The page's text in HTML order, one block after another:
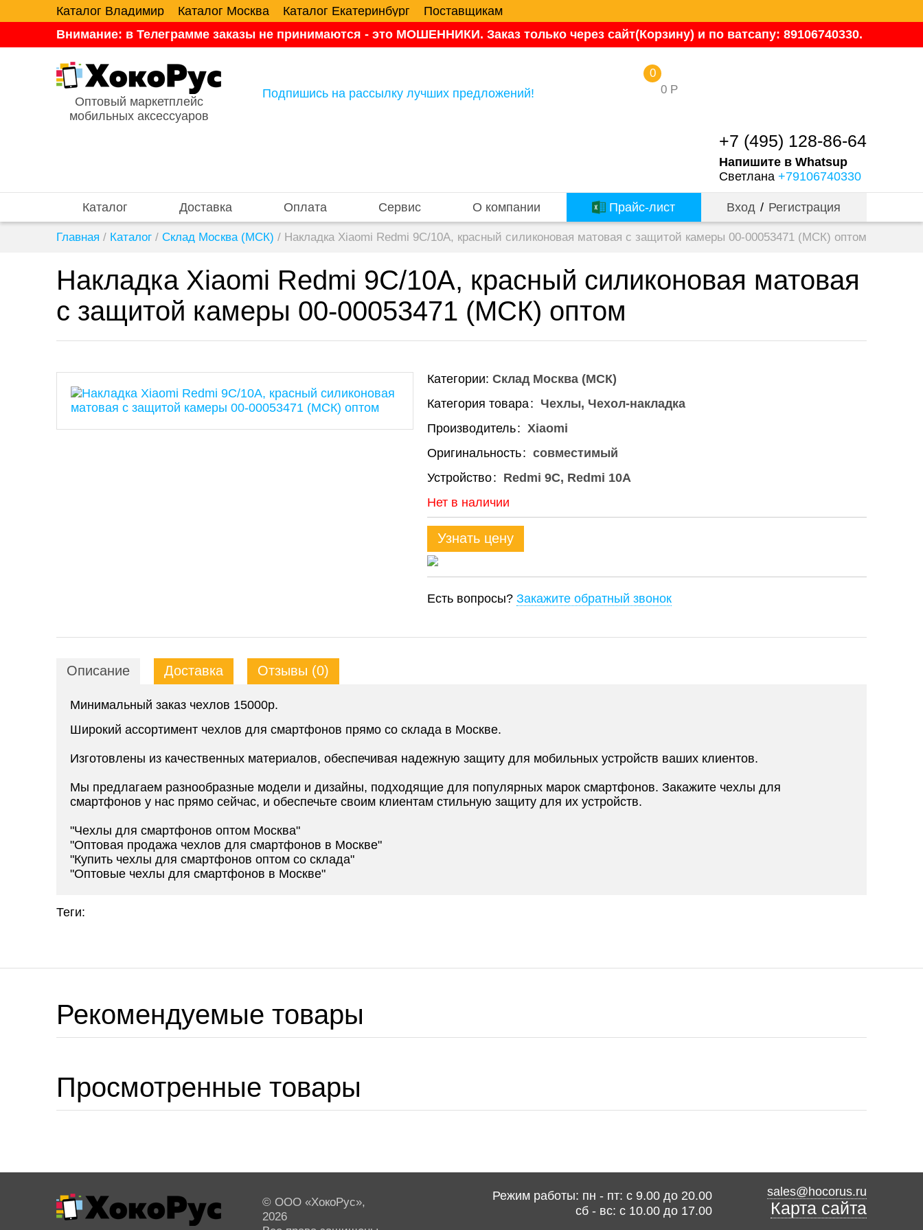
Каталог Владимир Каталог Москва Каталог Екатеринбург
Поставщикам
Внимание: в Телеграмме заказы не принимаются - это МОШЕННИКИ. Заказ только через сайт(Корзину) и по ватсапу: 89106740330.
Оптовый маркетплейс
мобильных аксессуаров
Подпишись на рассылку лучших предложений! 0 Р
0
+7 (495) 128-86-64
Напишите в Whatsup
Светлана +79106740330
Каталог Доставка Оплата Сервис О компании Прайс-лист Вход / Регистрация
Главная / Каталог / Склад Москва (МСК) / Накладка Xiaomi Redmi 9C/10A, красный силиконовая матовая с защитой камеры 00-00053471 (МСК) оптом
Накладка Xiaomi Redmi 9C/10A, красный силиконовая матовая
с защитой камеры 00-00053471 (МСК) оптом
Категории: Склад Москва (МСК)
Категория товара
Чехлы, Чехол-накладка
Производитель Xiaomi
Оригинальность совместимый
Устройство
Redmi 9C, Redmi 10A
Нет в наличии
Узнать цену
Есть вопросы? Закажите обратный звонок
Описание Доставка Отзывы (0)
Минимальный заказ чехлов 15000р.
Широкий ассортимент чехлов для смартфонов прямо со склада в Москве.
Изготовлены из качественных материалов, обеспечивая надежную защиту для мобильных устройств ваших клиентов.
Мы предлагаем разнообразные модели и дизайны, подходящие для популярных марок смартфонов. Закажите чехлы для
смартфонов у нас прямо сейчас, и обеспечьте своим клиентам стильную защиту для их устройств.
"Чехлы для смартфонов оптом Москва"
"Оптовая продажа чехлов для смартфонов в Москве"
"Купить чехлы для смартфонов оптом со склада"
"Оптовые чехлы для смартфонов в Москве"
Теги:
Рекомендуемые товары
Просмотренные товары
© ООО «ХокоРус»,
2026
Режим работы: пн - пт: с 9.00 до 20.00
сб - вс: с 10.00 до 17.00
sales@hocorus.ru
Карта сайта